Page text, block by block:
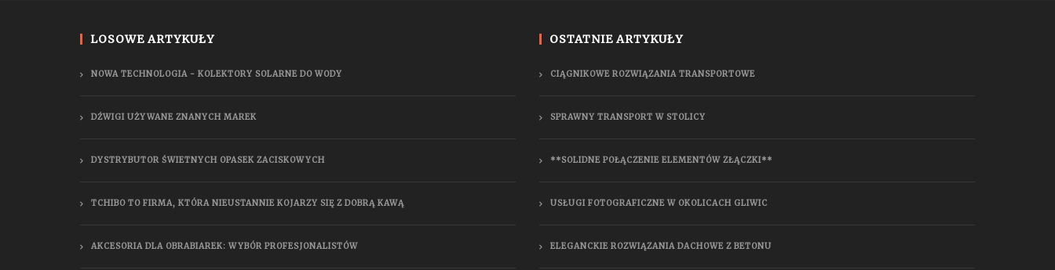
LOSOWE ARTYKUŁY
NOWA TECHNOLOGIA - KOLEKTORY SOLARNE DO WODY
DŹWIGI UŻYWANE ZNANYCH MAREK
DYSTRYBUTOR ŚWIETNYCH OPASEK ZACISKOWYCH
TCHIBO TO FIRMA, KTÓRA NIEUSTANNIE KOJARZY SIĘ Z DOBRĄ KAWĄ
AKCESORIA DLA OBRABIAREK: WYBÓR PROFESJONALISTÓW
OSTATNIE ARTYKUŁY
CIĄGNIKOWE ROZWIĄZANIA TRANSPORTOWE
SPRAWNY TRANSPORT W STOLICY
**SOLIDNE POŁĄCZENIE ELEMENTÓW ZŁĄCZKI**
USŁUGI FOTOGRAFICZNE W OKOLICACH GLIWIC
ELEGANCKIE ROZWIĄZANIA DACHOWE Z BETONU